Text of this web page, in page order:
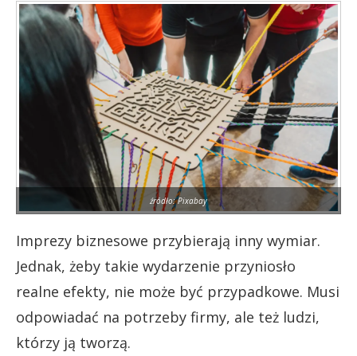
źródło: Pixabay
Imprezy biznesowe przybierają inny wymiar.
Jednak, żeby takie wydarzenie przyniosło
realne efekty, nie może być przypadkowe. Musi
odpowiadać na potrzeby firmy, ale też ludzi,
którzy ją tworzą.